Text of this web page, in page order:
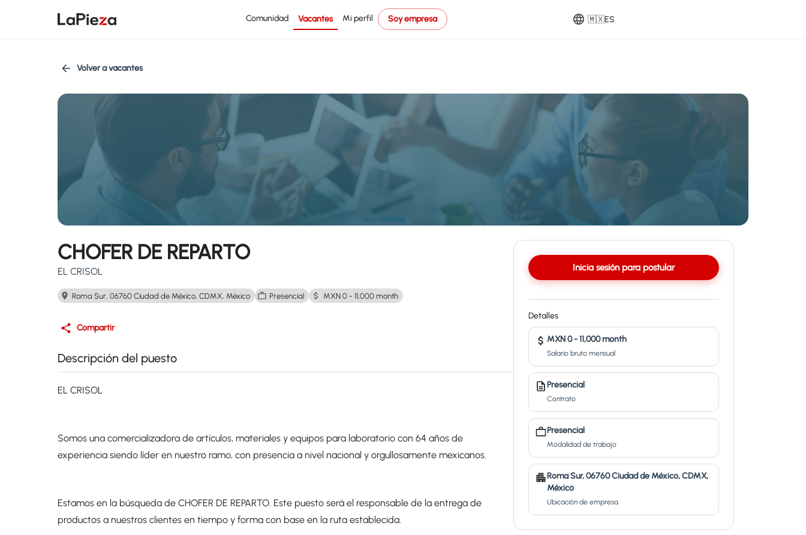
Comunidad Vacantes Mi perfil Soy empresa 🇲🇽ES
Volver a vacantes
CHOFER DE REPARTO
EL CRISOL
Roma Sur, 06760 Ciudad de México, CDMX, México Presencial MXN 0 - 11,000 month
Compartir
Descripción del puesto
EL CRISOL
Somos una comercializadora de artículos, materiales y equipos para laboratorio con 64 años de
experiencia siendo líder en nuestro ramo, con presencia a nivel nacional y orgullosamente mexicanos.
Estamos en la búsqueda de CHOFER DE REPARTO. Este puesto será el responsable de la entrega de
productos a nuestros clientes en tiempo y forma con base en la ruta establecida.
Inicia sesión para postular
Detalles
MXN 0 - 11,000 month
Salario bruto mensual
Presencial
Contrato
Presencial
Modalidad de trabajo
Roma Sur, 06760 Ciudad de México, CDMX,
México
Ubicación de empresa